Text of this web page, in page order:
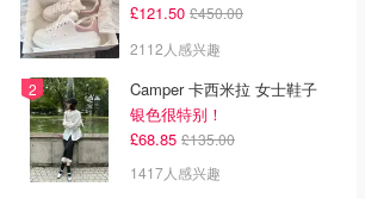
£121.50 £450.00
2112人感兴趣
Camper 卡西米拉 女士鞋子
银色很特别！
£68.85 £135.00
1417人感兴趣